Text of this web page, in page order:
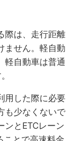
際は、走行距離
ません。軽自動
軽自動車は普通
用した際に必要
も少なくないで
ンとETCレーン